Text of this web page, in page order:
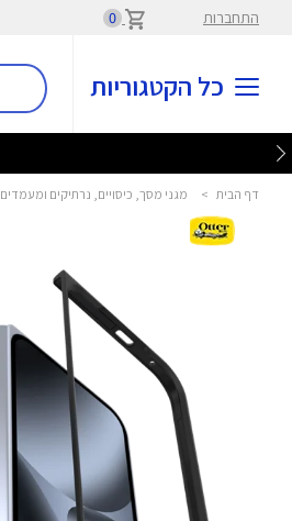
התחברות 0
כל הקטגוריות
דף הבית > מגני מסך, כיסויים, נרתיקים ומעמדים